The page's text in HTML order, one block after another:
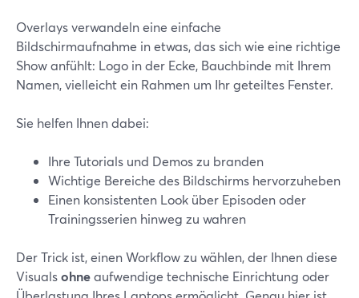
Overlays verwandeln eine einfache
Bildschirmaufnahme in etwas, das sich wie eine richtige
Show anfühlt: Logo in der Ecke, Bauchbinde mit Ihrem
Namen, vielleicht ein Rahmen um Ihr geteiltes Fenster.
Sie helfen Ihnen dabei:
Ihre Tutorials und Demos zu branden
Wichtige Bereiche des Bildschirms hervorzuheben
Einen konsistenten Look über Episoden oder
Trainingsserien hinweg zu wahren
Der Trick ist, einen Workflow zu wählen, der Ihnen diese
Visualsohneaufwendige technische Einrichtung oder